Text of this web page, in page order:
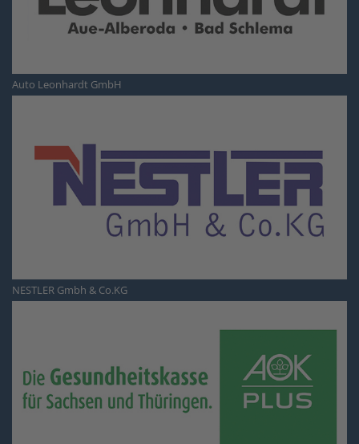
Auto Leonhardt GmbH
NESTLER Gmbh & Co.KG